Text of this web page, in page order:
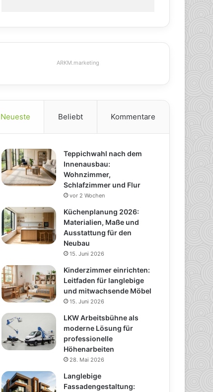
ARKM.marketing
Neueste Beliebt Kommentare
Teppichwahl nach dem
Innenausbau:
Wohnzimmer,
Schlafzimmer und Flur
vor 2 Wochen
Küchenplanung 2026:
Materialien, Maße und
Ausstattung für den
Neubau
15. Juni 2026
Kinderzimmer einrichten:
Leitfaden für langlebige
und mitwachsende Möbel
15. Juni 2026
LKW Arbeitsbühne als
moderne Lösung für
professionelle
Höhenarbeiten
28. Mai 2026
Langlebige
Fassadengestaltung: